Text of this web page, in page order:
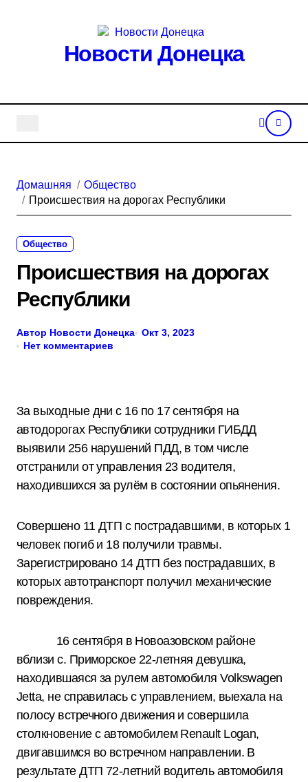
Новости Донецка
Домашняя
Общество
Происшествия на дорогах Республики
Общество
Происшествия на дорогах
Республики
Автор Новости Донецка
Окт 3, 2023
Нет комментариев
За выходные дни с 16 по 17 сентября на
автодорогах Республики сотрудники ГИБДД
выявили 256 нарушений ПДД, в том числе
отстранили от управления 23 водителя,
находившихся за рулём в состоянии опьянения.
Совершено 11 ДТП с пострадавшими, в которых 1
человек погиб и 18 получили травмы.
Зарегистрировано 14 ДТП без пострадавших, в
которых автотранспорт получил механические
повреждения.
16 сентября в Новоазовском районе
вблизи с. Приморское 22-летняя девушка,
находившаяся за рулем автомобиля Volkswagen
Jetta, не справилась с управлением, выехала на
полосу встречного движения и совершила
столкновение с автомобилем Renault Logan,
двигавшимся во встречном направлении. В
результате ДТП 72-летний водитель автомобиля